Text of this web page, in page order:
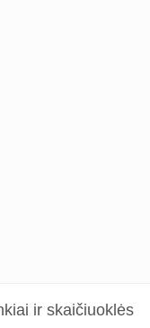
ir skaičiuoklės